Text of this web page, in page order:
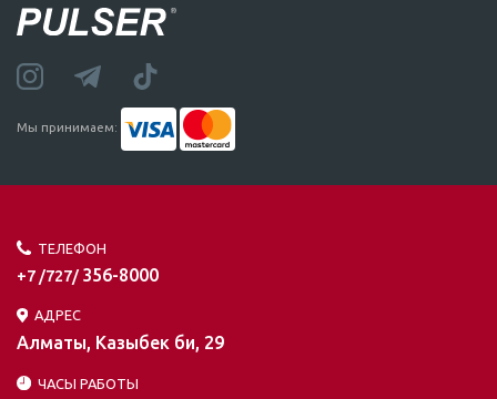
Мы принимаем:
ТЕЛЕФОН
+7 /727/ 356-8000
АДРЕС
Алматы, Казыбек би, 29
ЧАСЫ РАБОТЫ